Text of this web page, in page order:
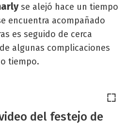
se alejó hace un tiempo
encuentra acompañado
es seguido de cerca
algunas complicaciones
tiempo.
del festejo de